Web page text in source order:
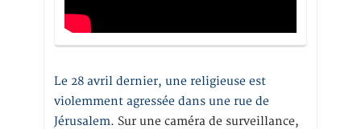
Le 28 avril dernier, une religieuse est
violemment agressée dans une rue de
Jérusalem. Sur une caméra de surveillance,